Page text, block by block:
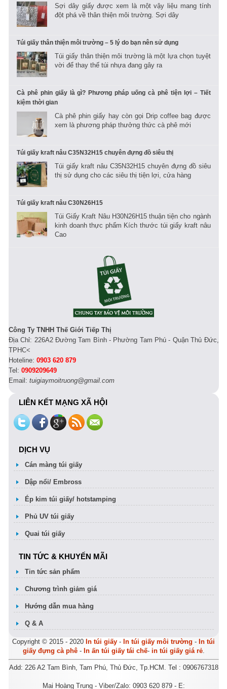
Sợi dây giấy được xem là một vậy liệu mang tính
đột phá về thân thiện môi trường. Sợi dây
Túi giấy thân thiện môi trường – 5 lý do bạn nên sử dụng
Túi giấy thân thiện môi trường là một lựa chọn tuyệt
vời để thay thế túi nhựa đang gây ra
Cà phê phin giấy là gì? Phương pháp uống cà phê tiện lợi – Tiết
kiệm thời gian
Cà phê phin giấy hay còn gọi Drip coffee bag được
xem là phương pháp thưởng thức cà phê mới
Túi giấy kraft nâu C35N32H15 chuyên đựng đồ siêu thị
Túi giấy kraft nâu C35N32H15 chuyên đựng đồ siêu
thị sử dụng cho các siêu thị tiện lợi, cửa hàng
Túi giấy kraft nâu C30N26H15
Túi Giấy Kraft Nâu H30N26H15 thuận tiện cho ngành
kinh doanh thực phẩm Kích thước túi giấy kraft nâu
Cao
Công Ty TNHH Thế Giới Tiếp Thị
Địa Chỉ: 226A2 Đường Tam Bình - Phường Tam Phú - Quận Thủ Đức,
TPHC<
Hoteline: 0903 620 879
Tel: 0909209649
Email: tuigiaymoitruong@gmail.com
LIÊN KẾT MẠNG XÃ HỘI
DỊCH VỤ
Cán màng túi giấy
Dập nổi/ Embross
Ép kim túi giấy/ hotstamping
Phủ UV túi giấy
Quai túi giấy
TIN TỨC & KHUYẾN MÃI
Tin tức sản phẩm
Chương trình giảm giá
Hướng dẫn mua hàng
Q & A
Copyright © 2015 - 2020 In túi giấy - In túi giấy môi trường - In túi
giấy đựng cà phê - In ấn túi giấy tái chế- in túi giấy giá rẻ.
Add: 226 A2 Tam Bình, Tam Phú, Thủ Đức, Tp.HCM. Tel : 0906767318
Mai Hoàng Trung - Viber/Zalo: 0903 620 879 - E: